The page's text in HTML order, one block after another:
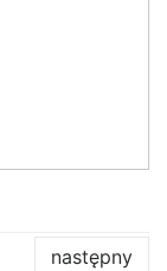
następny